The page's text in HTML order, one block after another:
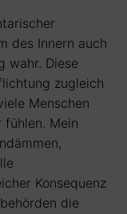
des Innern auch
wahr. Diese
zugleich
Menschen
Mein
Konsequenz
die